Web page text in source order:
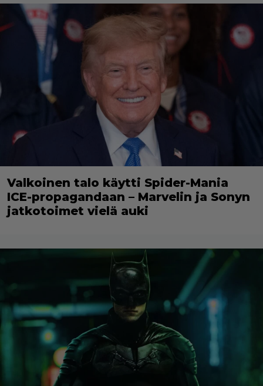
Valkoinen talo käytti Spider-Mania
ICE-propagandaan – Marvelin ja Sonyn
jatkotoimet vielä auki